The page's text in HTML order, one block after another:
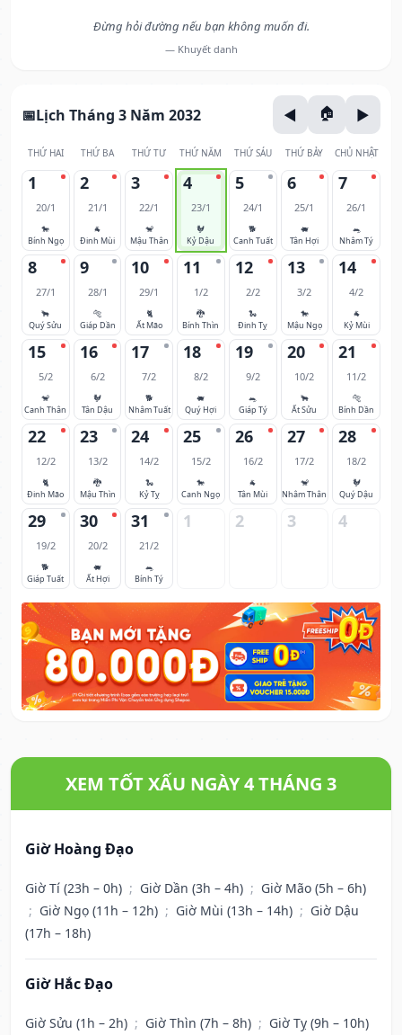
Đừng hỏi đường nếu bạn không muốn đi.
— Khuyết danh
Lịch Tháng 3 Năm 2032
THỨ HAI THỨ BA THỨ TƯ THỨ NĂM THỨ SÁU THỨ BẢY CHỦ NHẬT
1
20/1
🐎
Bính Ngọ
2
21/1
🐐
Đinh Mùi
3
22/1
🐒
Mậu Thân
4
23/1
🐓
Kỷ Dậu
5
24/1
🐕
Canh Tuất
6
25/1
🐖
Tân Hợi
7
26/1
🐀
Nhâm Tý
8
27/1
🐂
Quý Sửu
9
28/1
🐅
Giáp Dần
10
29/1
🐈
Ất Mão
11
1/2
🐉
Bính Thìn
12
2/2
🐍
Đinh Tỵ
13
3/2
🐎
Mậu Ngọ
14
4/2
🐐
Kỷ Mùi
15
5/2
🐒
Canh Thân
16
6/2
🐓
Tân Dậu
17
7/2
🐕
Nhâm Tuất
18
8/2
🐖
Quý Hợi
19
9/2
🐀
Giáp Tý
20
10/2
🐂
Ất Sửu
21
11/2
🐅
Bính Dần
22
12/2
🐈
Đinh Mão
23
13/2
🐉
Mậu Thìn
24
14/2
🐍
Kỷ Tỵ
25
15/2
🐎
Canh Ngọ
26
16/2
🐐
Tân Mùi
27
17/2
🐒
Nhâm Thân
28
18/2
🐓
Quý Dậu
29
19/2
🐕
Giáp Tuất
30
20/2
🐖
Ất Hợi
31
21/2
🐀
Bính Tý
1 2 3 4
XEM TỐT XẤU NGÀY 4 THÁNG 3
Giờ Hoàng Đạo
Giờ Tí (23h – 0h) ; Giờ Dần (3h – 4h) ; Giờ Mão (5h – 6h)
; Giờ Ngọ (11h – 12h) ; Giờ Mùi (13h – 14h) ; Giờ Dậu
(17h – 18h)
Giờ Hắc Đạo
Giờ Sửu (1h – 2h) ; Giờ Thìn (7h – 8h) ; Giờ Tỵ (9h – 10h)